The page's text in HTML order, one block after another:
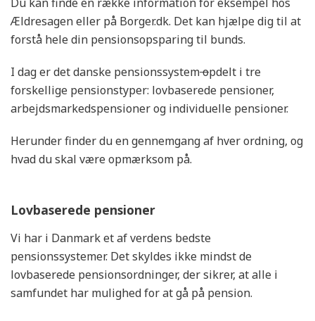
Ældresagen eller på Borger.dk. Det kan hjælpe dig til at
forstå hele din pensionsopsparing til bunds.
I dag er det danske pensionssystemopdelt i tre
forskellige pensionstyper: lovbaserede pensioner,
arbejdsmarkedspensioner og individuelle pensioner.
Herunder finder du en gennemgang af hver ordning, og
hvad du skal være opmærksom på.
Lovbaserede pensioner
Vi har i Danmark et af verdens bedste
pensionssystemer. Det skyldes ikke mindst de
lovbaserede pensionsordninger, der sikrer, at alle i
samfundet har mulighed for at gå på pension.